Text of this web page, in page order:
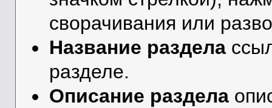
сворачивания или
Название раздела
разделе.
Описание раздела